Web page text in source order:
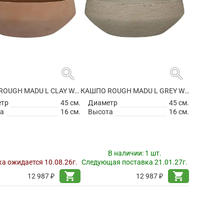
search
КАШПО ROUGH MADU L CLAY WASHED
45 см.
16 см.
ожидается 10.08.26г.
12 987 ₽
shopping_cart
search
КАШПО ROUGH MADU L GREY WASHED
Диаметр
45 см.
Высота
16 см.
В наличии: 1 шт.
Следующая поставка 21.01.27г.
12 987 ₽
shopping_cart